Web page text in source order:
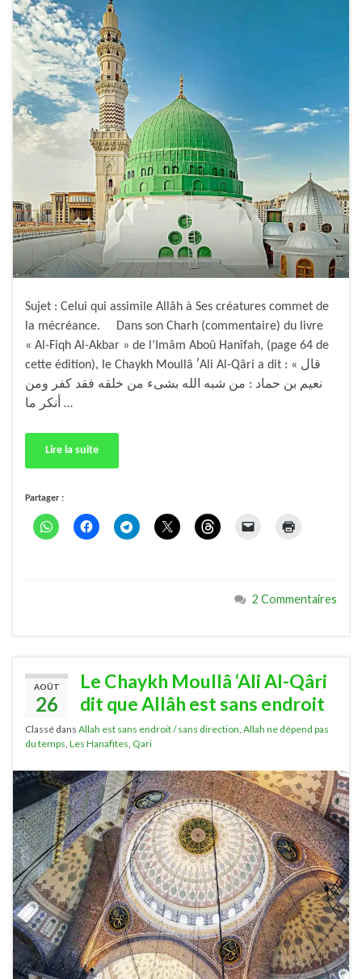
Sujet : Celui qui assimile Allâh à Ses créatures commet de
la mécréance. Dans son Charh (commentaire) du livre
« Al-Fiqh Al-Akbar » de l’Imâm Aboû Hanîfah, (page 64 de
cette édition), le Chaykh Moullâ ʹAli Al-Qâri a dit : « قال
نعيم بن حماد : من شبه الله بشىء من خلقه فقد كفر ومن
أنكر ما …
Lire la suite
Partager :
2 Commentaires
AOÛT
26
Le Chaykh Moullâ ‘Ali Al-Qâri
dit que Allâh est sans endroit
Classé dans Allah est sans endroit / sans direction Allah ne dépend pas
du temps Les Hanafites Qari